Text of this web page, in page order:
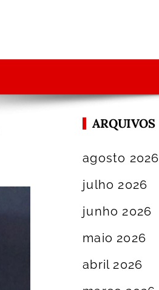
ARQUIVOS
agosto 2026
julho 2026
junho 2026
maio 2026
abril 2026